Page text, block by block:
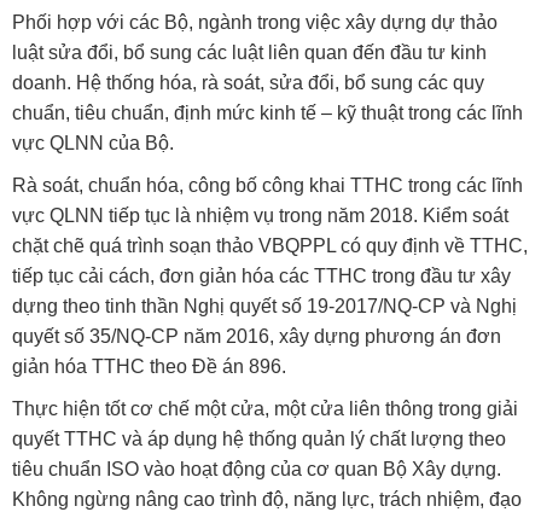
Phối hợp với các Bộ, ngành trong việc xây dựng dự thảo
luật sửa đổi, bổ sung các luật liên quan đến đầu tư kinh
doanh. Hệ thống hóa, rà soát, sửa đổi, bổ sung các quy
chuẩn, tiêu chuẩn, định mức kinh tế – kỹ thuật trong các lĩnh
vực QLNN của Bộ.
Rà soát, chuẩn hóa, công bố công khai TTHC trong các lĩnh
vực QLNN tiếp tục là nhiệm vụ trong năm 2018. Kiểm soát
chặt chẽ quá trình soạn thảo VBQPPL có quy định về TTHC,
tiếp tục cải cách, đơn giản hóa các TTHC trong đầu tư xây
dựng theo tinh thần Nghị quyết số 19-2017/NQ-CP và Nghị
quyết số 35/NQ-CP năm 2016, xây dựng phương án đơn
giản hóa TTHC theo Đề án 896.
Thực hiện tốt cơ chế một cửa, một cửa liên thông trong giải
quyết TTHC và áp dụng hệ thống quản lý chất lượng theo
tiêu chuẩn ISO vào hoạt động của cơ quan Bộ Xây dựng.
Không ngừng nâng cao trình độ, năng lực, trách nhiệm, đạo